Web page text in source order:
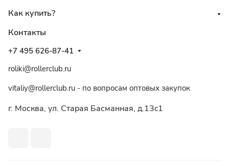
Как купить?
Контакты
+7 495 626-87-41
roliki@rollerclub.ru
vitaliy@rollerclub.ru - по вопросам оптовых закупок
г. Москва, ул. Старая Басманная, д.13c1